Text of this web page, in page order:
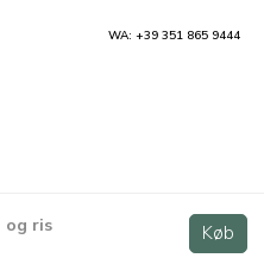
og ris Køb
- Penne Rigate Køb
WA: +39 351 865 9444